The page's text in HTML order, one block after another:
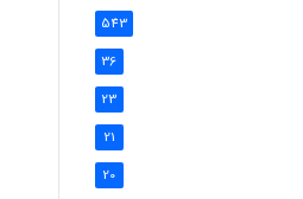
543
36
23
21
20